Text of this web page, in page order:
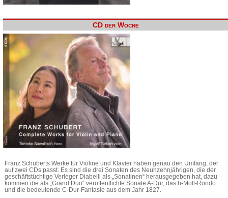
CD der Woche
Franz Schuberts Werke für Violine und Klavier haben genau den Umfang, der
auf zwei CDs passt. Es sind die drei Sonaten des Neunzehnjährigen, die der
geschäftstüchtige Verleger Diabelli als „Sonatinen“ herausgegeben hat, dazu
kommen die als „Grand Duo“ veröffentlichte Sonate A-Dur, das h-Moll-Rondo
und die bedeutende C-Dur-Fantasie aus dem Jahr 1827.